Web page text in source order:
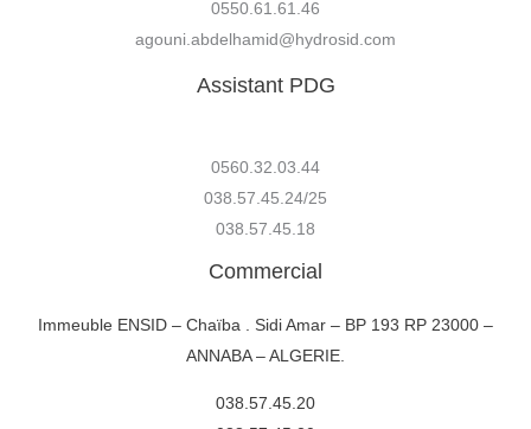
0550.61.61.46
agouni.abdelhamid@hydrosid.com
Assistant PDG
0560.32.03.44
038.57.45.24/25
038.57.45.18
Commercial
Immeuble ENSID – Chaïba . Sidi Amar – BP 193 RP 23000 –
ANNABA – ALGERIE.
038.57.45.20